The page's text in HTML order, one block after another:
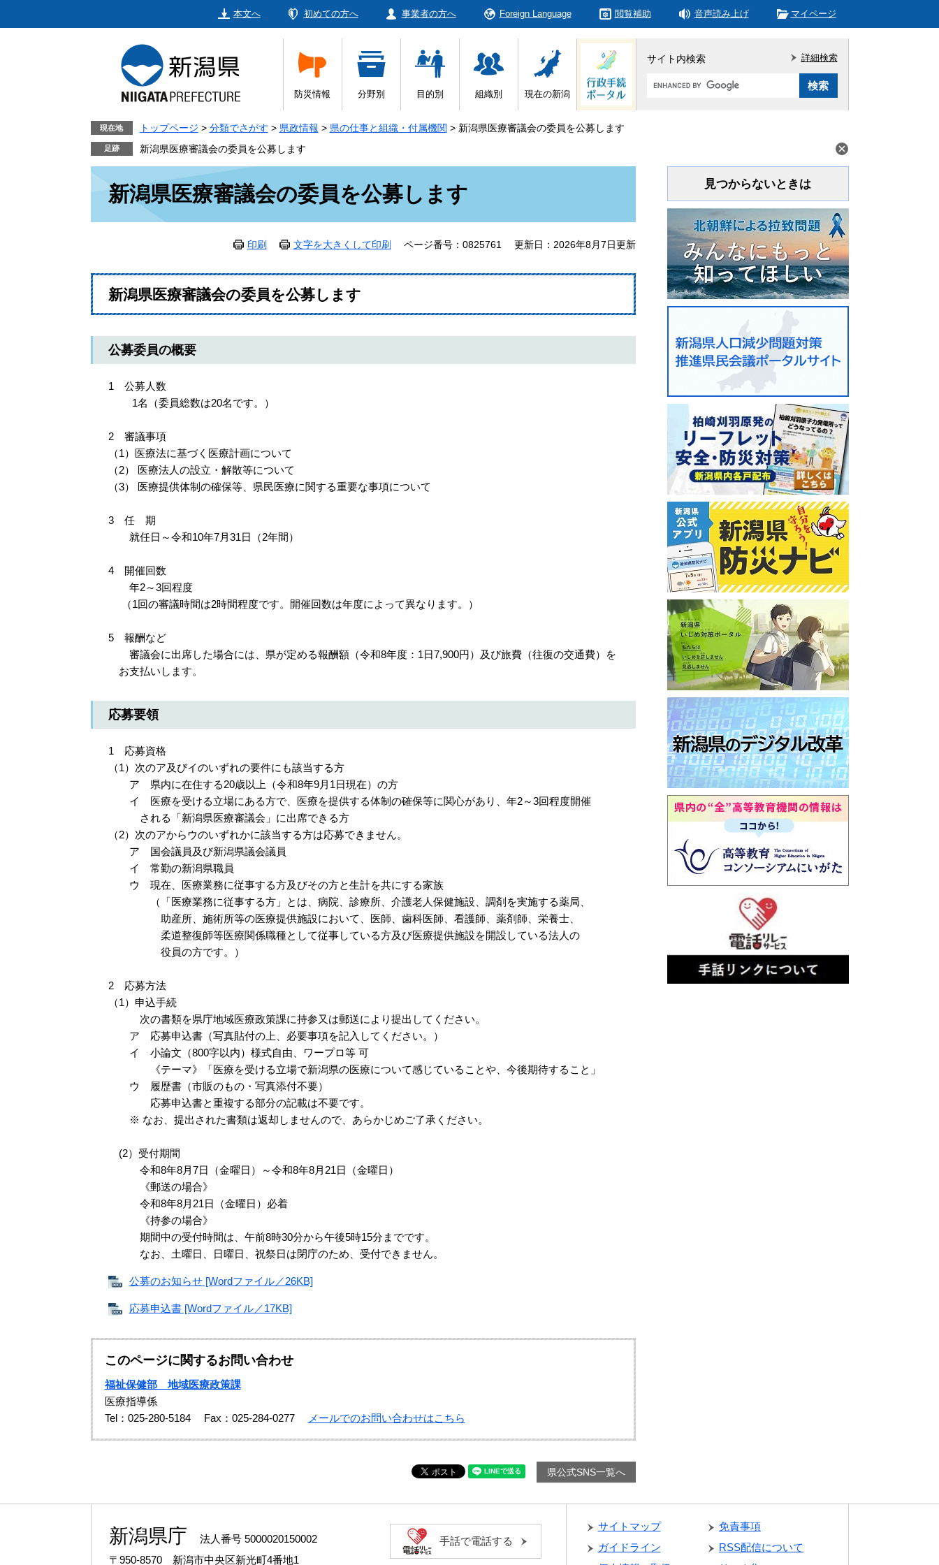
本文へ 初めての方へ 事業者の方へ Foreign Language 閲覧補助 音声読み上げ マイページ
防災情報 分野別 目的別 組織別 現在の新潟
サイト内検索
Google
詳細検索
現在地 トップページ > 分類でさがす > 県政情報 > 県の仕事と組織・付属機関 > 新潟県医療審議会の委員を公募します
新潟県医療審議会の委員を公募します
新潟県医療審議会の委員を公募します
印刷 文字を大きくして印刷 ページ番号：0825761 更新日：2026年8月7日更新
新潟県医療審議会の委員を公募します
公募委員の概要
1 公募人数
1名（委員総数は20名です。）
2 審議事項
（1）医療法に基づく医療計画について
（2） 医療法人の設立・解散等について
（3） 医療提供体制の確保等、県民医療に関する重要な事項について
3 任 期
就任日～令和10年7月31日（2年間）
4 開催回数
年2～3回程度
（1回の審議時間は2時間程度です。開催回数は年度によって異なります。）
5 報酬など
審議会に出席した場合には、県が定める報酬額（令和8年度：1日7,900円）及び旅費（往復の交通費）を
お支払いします。
応募要領
1 応募資格
（1）次のア及びイのいずれの要件にも該当する方
ア 県内に在住する20歳以上（令和8年9月1日現在）の方
イ 医療を受ける立場にある方で、医療を提供する体制の確保等に関心があり、年2～3回程度開催
される「新潟県医療審議会」に出席できる方
（2）次のアからウのいずれかに該当する方は応募できません。
ア 国会議員及び新潟県議会議員
イ 常勤の新潟県職員
ウ 現在、医療業務に従事する方及びその方と生計を共にする家族
（「医療業務に従事する方」とは、病院、診療所、介護老人保健施設、調剤を実施する薬局、
助産所、施術所等の医療提供施設において、医師、歯科医師、看護師、薬剤師、栄養士、
柔道整復師等医療関係職種として従事している方及び医療提供施設を開設している法人の
役員の方です。）
2 応募方法
（1）申込手続
次の書類を県庁地域医療政策課に持参又は郵送により提出してください。
ア 応募申込書（写真貼付の上、必要事項を記入してください。）
イ 小論文（800字以内）様式自由、ワープロ等 可
《テーマ》「医療を受ける立場で新潟県の医療について感じていることや、今後期待すること」
ウ 履歴書（市販のもの・写真添付不要）
応募申込書と重複する部分の記載は不要です。
※ なお、提出された書類は返却しませんので、あらかじめご了承ください。
(2）受付期間
令和8年8月7日（金曜日）～令和8年8月21日（金曜日）
《郵送の場合》
令和8年8月21日（金曜日）必着
《持参の場合》
期間中の受付時間は、午前8時30分から午後5時15分までです。
なお、土曜日、日曜日、祝祭日は閉庁のため、受付できません。
公募のお知らせ [Wordファイル／26KB]
応募申込書 [Wordファイル／17KB]
このページに関するお問い合わせ
福祉保健部 地域医療政策課
医療指導係
Tel：025-280-5184
Fax：025-284-0277 メールでのお問い合わせはこちら
県公式SNS一覧へ
見つからないときは
新潟県庁
法人番号 5000020150002
〒950-8570 新潟市中央区新光町4番地1
手話で電話する
サイトマップ
免責事項
ガイドライン
RSS配信について